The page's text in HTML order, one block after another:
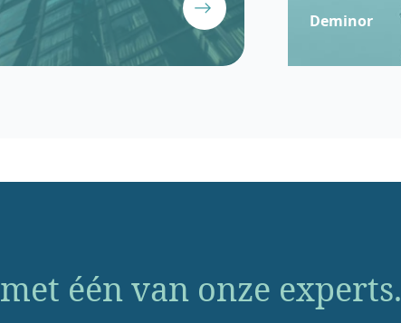
Deminor
één van onze experts.